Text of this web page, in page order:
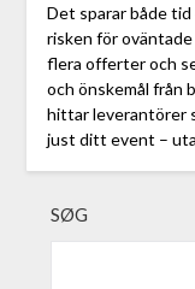
Det sparar både
risken för
flera offerter och
och önskemål från
hittar leverantörer
just ditt event –
SØG